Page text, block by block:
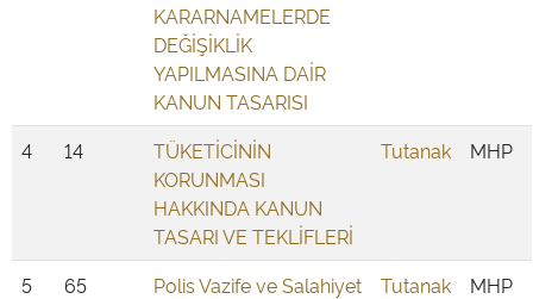
KARARNAMELERDE
DEĞİŞİKLİK
YAPILMASINA DAİR
KANUN TASARISI
4
14
TÜKETİCİNİN
KORUNMASI
HAKKINDA KANUN
TASARI VE TEKLİFLERİ
Tutanak MHP
5 65
Polis Vazife ve Salahiyet
Tutanak MHP